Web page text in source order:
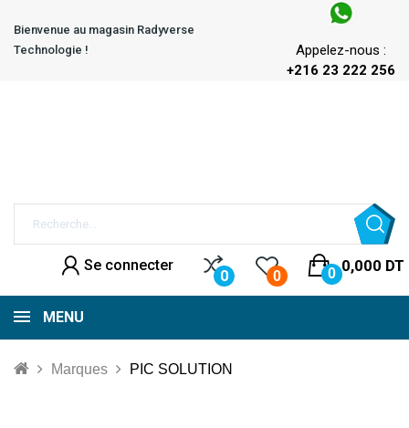
Bienvenue au magasin Radyverse
Technologie !
Appelez-nous :
+216 23 222 256
Se connecter
0 0
0,000 DT
0
MENU
Marques PIC SOLUTION